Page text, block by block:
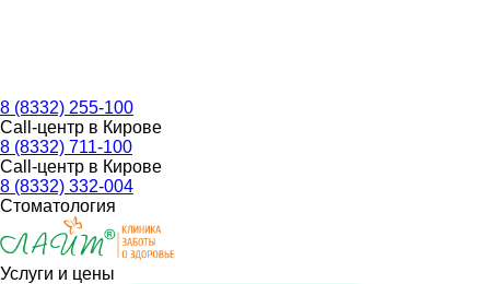
8 (8332) 255-100
Call-центр в Кирове
8 (8332) 711-100
Call-центр в Кирове
8 (8332) 332-004
Стоматология
Услуги и цены